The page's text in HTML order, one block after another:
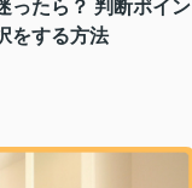
ったら？ 判断ポイン
をする方法